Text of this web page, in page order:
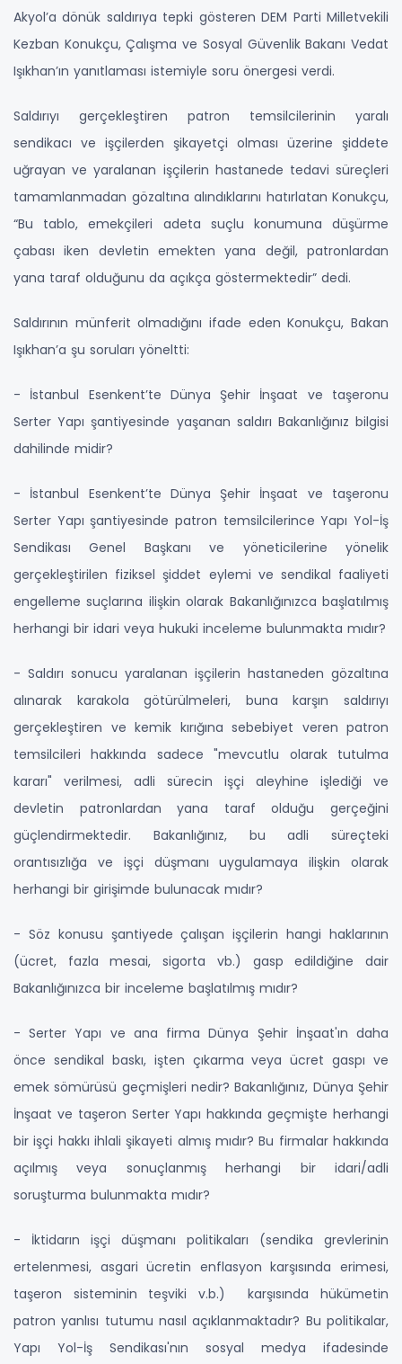
Akyol’a dönük saldırıya tepki gösteren DEM Parti Milletvekili
Kezban Konukçu, Çalışma ve Sosyal Güvenlik Bakanı Vedat
Işıkhan’ın yanıtlaması istemiyle soru önergesi verdi.
Saldırıyı gerçekleştiren patron temsilcilerinin yaralı
sendikacı ve işçilerden şikayetçi olması üzerine şiddete
uğrayan ve yaralanan işçilerin hastanede tedavi süreçleri
tamamlanmadan gözaltına alındıklarını hatırlatan Konukçu,
“Bu tablo, emekçileri adeta suçlu konumuna düşürme
çabası iken devletin emekten yana değil, patronlardan
yana taraf olduğunu da açıkça göstermektedir” dedi.
Saldırının münferit olmadığını ifade eden Konukçu, Bakan
Işıkhan’a şu soruları yöneltti:
- İstanbul Esenkent’te Dünya Şehir İnşaat ve taşeronu
Serter Yapı şantiyesinde yaşanan saldırı Bakanlığınız bilgisi
dahilinde midir?
- İstanbul Esenkent’te Dünya Şehir İnşaat ve taşeronu
Serter Yapı şantiyesinde patron temsilcilerince Yapı Yol-İş
Sendikası Genel Başkanı ve yöneticilerine yönelik
gerçekleştirilen fiziksel şiddet eylemi ve sendikal faaliyeti
engelleme suçlarına ilişkin olarak Bakanlığınızca başlatılmış
herhangi bir idari veya hukuki inceleme bulunmakta mıdır?
- Saldırı sonucu yaralanan işçilerin hastaneden gözaltına
alınarak karakola götürülmeleri, buna karşın saldırıyı
gerçekleştiren ve kemik kırığına sebebiyet veren patron
temsilcileri hakkında sadece "mevcutlu olarak tutulma
kararı" verilmesi, adli sürecin işçi aleyhine işlediği ve
devletin patronlardan yana taraf olduğu gerçeğini
güçlendirmektedir. Bakanlığınız, bu adli süreçteki
orantısızlığa ve işçi düşmanı uygulamaya ilişkin olarak
herhangi bir girişimde bulunacak mıdır?
- Söz konusu şantiyede çalışan işçilerin hangi haklarının
(ücret, fazla mesai, sigorta vb.) gasp edildiğine dair
Bakanlığınızca bir inceleme başlatılmış mıdır?
- Serter Yapı ve ana firma Dünya Şehir İnşaat'ın daha
önce sendikal baskı, işten çıkarma veya ücret gaspı ve
emek sömürüsü geçmişleri nedir? Bakanlığınız, Dünya Şehir
İnşaat ve taşeron Serter Yapı hakkında geçmişte herhangi
bir işçi hakkı ihlali şikayeti almış mıdır? Bu firmalar hakkında
açılmış veya sonuçlanmış herhangi bir idari/adli
soruşturma bulunmakta mıdır?
- İktidarın işçi düşmanı politikaları (sendika grevlerinin
ertelenmesi, asgari ücretin enflasyon karşısında erimesi,
taşeron sisteminin teşviki v.b.) karşısında hükümetin
patron yanlısı tutumu nasıl açıklanmaktadır? Bu politikalar,
Yapı Yol-İş Sendikası'nın sosyal medya ifadesinde